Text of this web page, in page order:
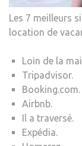
Les 7 meilleurs
location de
Loin de la
Tripadvisor.
Booking.com.
Airbnb.
Il a traversé.
Expédia.